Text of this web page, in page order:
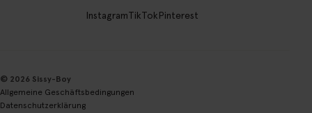
InstagramTikTokPinterest
© 2026 Sissy-Boy
Allgemeine Geschäftsbedingungen
Datenschutzerklärung